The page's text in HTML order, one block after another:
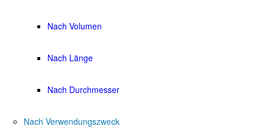
Nach Volumen
Nach Länge
Nach Durchmesser
Nach Verwendungszweck